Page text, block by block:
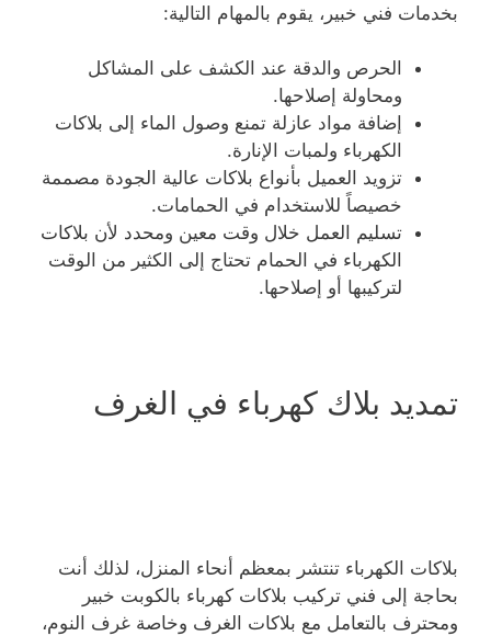
بخدمات فني خبير، يقوم بالمهام التالية:
الحرص والدقة عند الكشف على المشاكل
ومحاولة إصلاحها.
إضافة مواد عازلة تمنع وصول الماء إلى بلاكات
الكهرباء ولمبات الإنارة.
تزويد العميل بأنواع بلاكات عالية الجودة مصممة
خصيصاً للاستخدام في الحمامات.
تسليم العمل خلال وقت معين ومحدد لأن بلاكات
الكهرباء في الحمام تحتاج إلى الكثير من الوقت
لتركيبها أو إصلاحها.
تمديد بلاك كهرباء في الغرف
بلاكات الكهرباء تنتشر بمعظم أنحاء المنزل، لذلك أنت
بحاجة إلى فني تركيب بلاكات كهرباء بالكوبت خبير
ومحترف بالتعامل مع بلاكات الغرف وخاصة غرف النوم،